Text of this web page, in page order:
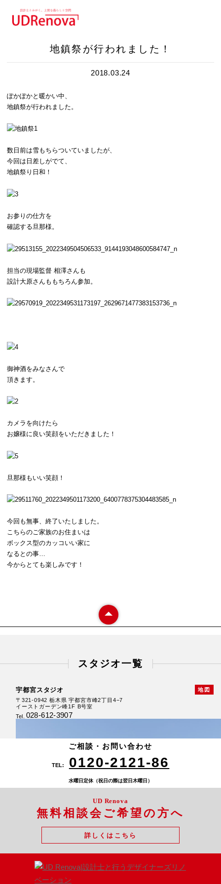
地鎮祭が行われました！
2018.03.24
ぽかぽかと暖かい中、
地鎮祭が行われました。
数日前は雪もちらついていましたが、
今回は日差しがでて、
地鎮祭り日和！
お参りの仕方を
確認する旦那様。
担当の現場監督 相澤さんも
設計大原さんももちろん参加。
御神酒をみなさんで
頂きます。
カメラを向けたら
お嬢様に良い笑顔をいただきました！
旦那様もいい笑顔！
今回も無事、終了いたしました。
こちらのご家族のお住まいは
ボックス型のカッコいい家に
なるとの事…
今からとても楽しみです！
スタジオ一覧
宇都宮スタジオ
地図
〒321-0942 栃木県 宇都宮市峰2丁目4−7
イーストガーデン峰1F B号室
Tel. 028-612-3907
0287-74-2121
0287-62-1161
ハイマウント新白河101
0248-21-6802
ご相談・お問い合わせ
TEL: 0120-2121-86
水曜日定休（祝日の際は翌日木曜日）
UD Renova
無料相談会ご希望の方へ
詳しくはこちら